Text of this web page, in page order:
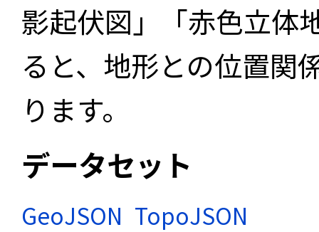
影起伏図」「赤色立体
ると、地形との位置関
ります。
データセット
GeoJSON TopoJSON